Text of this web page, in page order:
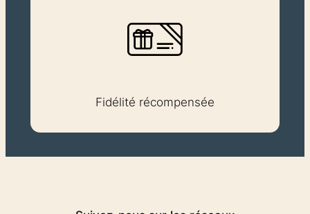
Fidélité récompensée